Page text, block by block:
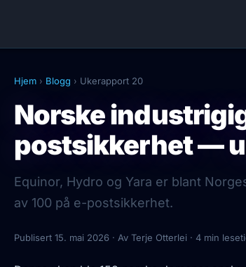
Hjem › Blogg › Ukerapport 20
Norske
postsikkerhet —
Equinor, Hydro og Yara er blant
av 100 på e-postsikkerhet.
Publisert 15. mai 2026 · Av Terje Otterlei · 4 min